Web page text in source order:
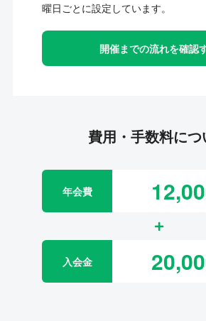
曜日ごとに設定しています。
開催までの流れを確認
費用・手数料につ
年会費
入会金